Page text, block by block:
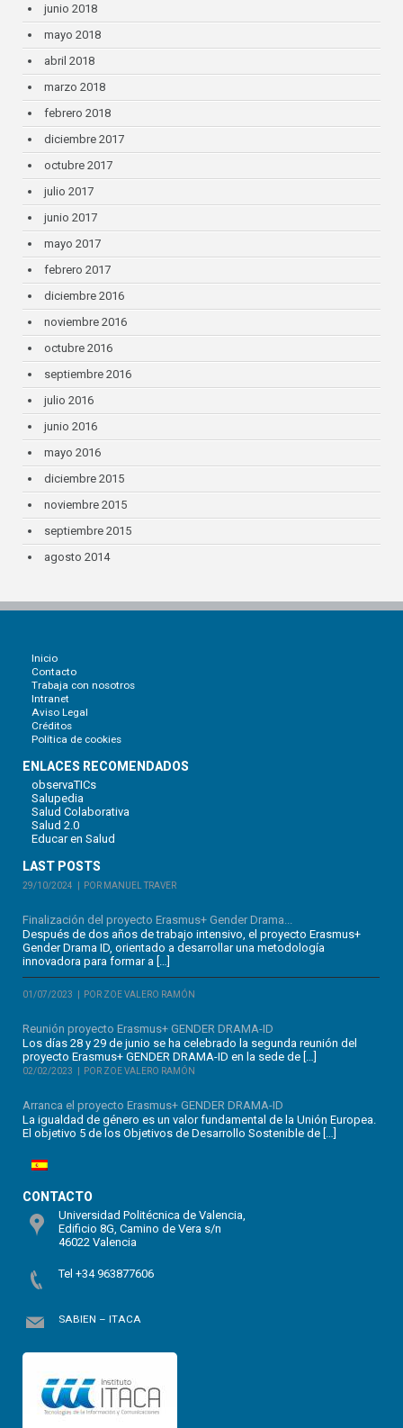
junio 2018
mayo 2018
abril 2018
marzo 2018
febrero 2018
diciembre 2017
octubre 2017
julio 2017
junio 2017
mayo 2017
febrero 2017
diciembre 2016
noviembre 2016
octubre 2016
septiembre 2016
julio 2016
junio 2016
mayo 2016
diciembre 2015
noviembre 2015
septiembre 2015
agosto 2014
Inicio
Contacto
Trabaja con nosotros
Intranet
Aviso Legal
Créditos
Política de cookies
ENLACES RECOMENDADOS
observaTICs
Salupedia
Salud Colaborativa
Salud 2.0
Educar en Salud
LAST POSTS
29/10/2024 POR MANUEL TRAVER
Finalización del proyecto Erasmus+ Gender Drama...
Después de dos años de trabajo intensivo, el proyecto Erasmus+
Gender Drama ID, orientado a desarrollar una metodología
innovadora para formar a […]
01/07/2023 POR ZOE VALERO RAMÓN
Reunión proyecto Erasmus+ GENDER DRAMA-ID
Los días 28 y 29 de junio se ha celebrado la segunda reunión del
proyecto Erasmus+ GENDER DRAMA-ID en la sede de […]
02/02/2023 POR ZOE VALERO RAMÓN
Arranca el proyecto Erasmus+ GENDER DRAMA-ID
La igualdad de género es un valor fundamental de la Unión Europea.
El objetivo 5 de los Objetivos de Desarrollo Sostenible de […]
CONTACTO
Universidad Politécnica de Valencia,
Edificio 8G, Camino de Vera s/n
46022 Valencia
Tel +34 963877606
SABIEN – ITACA